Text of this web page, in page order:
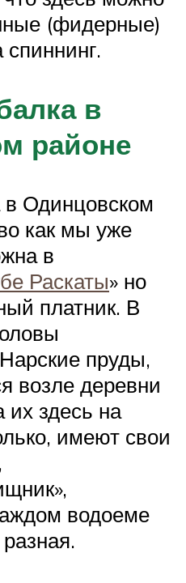
(фидерные)
в
районе
Одинцовском
как мы уже
в
Раскаты» но
платник. В
пруды,
возле деревни
здесь на
имеют свои
водоеме